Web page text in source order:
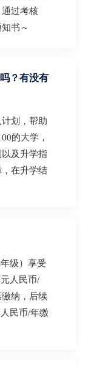
过考核
书～
？有没有
划，帮助
的大学，
及升学指
在升学结
级）享受
人民币/
纳，后续
民币/年缴